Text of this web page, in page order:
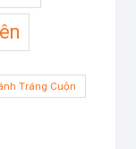
Tráng Cuộn